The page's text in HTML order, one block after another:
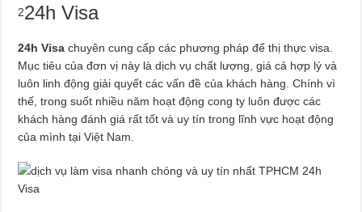
224h Visa
24h Visa chuyên cung cấp các phương pháp để thị thực visa.
Mục tiêu của đơn vị này là dịch vụ chất lượng, giá cả hợp lý và
luôn linh động giải quyết các vấn đề của khách hàng. Chính vì
thế, trong suốt nhiều năm hoạt động cong ty luôn được các
khách hàng đánh giá rất tốt và uy tín trong lĩnh vực hoạt động
của mình tại Việt Nam.